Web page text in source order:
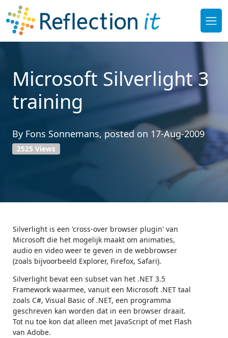
Microsoft Silverlight 3
training
By Fons Sonnemans, posted on 17-Aug-2009
2525 Views
Silverlight is een 'cross-over browser plugin' van
Microsoft die het mogelijk maakt om animaties,
audio en video weer te geven in de webbrowser
(zoals bijvoorbeeld Explorer, Firefox, Safari).
Silverlight bevat een subset van het .NET 3.5
Framework waarmee, vanuit een Microsoft .NET taal
zoals C#, Visual Basic of .NET, een programma
geschreven kan worden dat in een browser draait.
Tot nu toe kon dat alleen met JavaScript of met Flash
van Adobe.